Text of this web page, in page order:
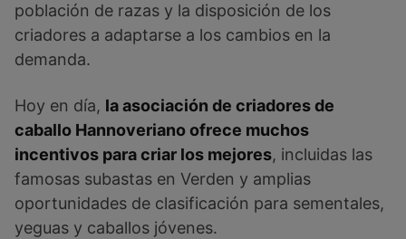
población de razas y la disposición de los
criadores a adaptarse a los cambios en la
demanda.
Hoy en día, la asociación de criadores de
caballo Hannoveriano ofrece muchos
incentivos para criar los mejores, incluidas las
famosas subastas en Verden y amplias
oportunidades de clasificación para sementales,
yeguas y caballos jóvenes.